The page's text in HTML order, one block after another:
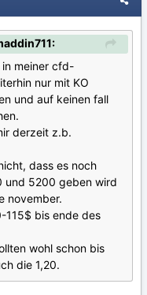
meiner cfd-
nur mit KO
und auf keinen fall
derzeit z.b.
dass es noch
und 5200 geben wird
november.
115$ bis ende des
wohl schon bis
die 1,20.